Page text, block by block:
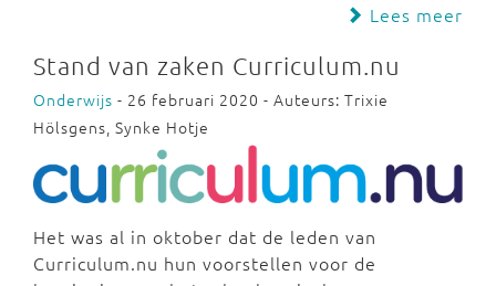
Lees meer
Stand van zaken Curriculum.nu
Onderwijs - 26 februari 2020 - Auteurs: Trixie
Hölsgens, Synke Hotje
Het was al in oktober dat de leden van
Curriculum.nu hun voorstellen voor de